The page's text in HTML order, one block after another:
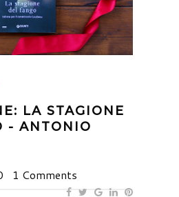
LA STAGIONE
- ANTONIO
1 Comments